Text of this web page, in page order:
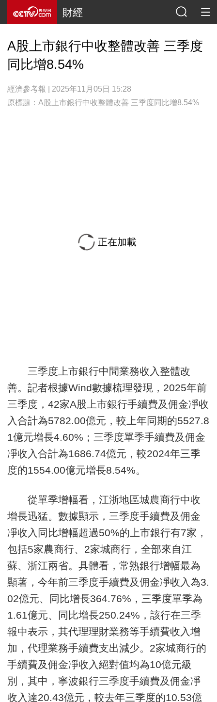
財經
A股上市銀行中收整體改善 三季度
同比增8.54%
經濟參考報 | 2025年11月05日 15:28
原標題：A股上市銀行中收整體改善 三季度同比增8.54%
正在加載
三季度上市銀行中間業務收入整體改
善。記者根據Wind數據梳理發現，2025年前
三季度，42家A股上市銀行手續費及佣金凈收
入合計為5782.00億元，較上年同期的5527.8
1億元增長4.60%；三季度單季手續費及佣金
凈收入合計為1686.74億元，較2024年三季
度的1554.00億元增長8.54%。
從單季增幅看，江浙地區城農商行中收
增長迅猛。數據顯示，三季度手續費及佣金
凈收入同比增幅超過50%的上市銀行有7家，
包括5家農商行、2家城商行，全部來自江
蘇、浙江兩省。具體看，常熟銀行增幅最為
顯著，今年前三季度手續費及佣金凈收入為3.
02億元、同比增長364.76%，三季度單季為
1.61億元、同比增長250.24%，該行在三季
報中表示，其代理理財業務等手續費收入增
加，代理業務手續費支出減少。2家城商行的
手續費及佣金凈收入絕對值均為10億元級
別，其中，寧波銀行三季度手續費及佣金凈
收入達20.43億元，較去年三季度的10.53億